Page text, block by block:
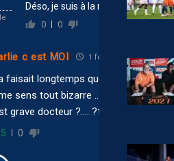
Déso, je suis à la ramasse en ce
0 0
c est MOI 1 février 2017 22:08
faisait longtemps que l’on ne s’était
sens tout bizarre ….
grave docteur ?…. ?‍⚕️
5 0